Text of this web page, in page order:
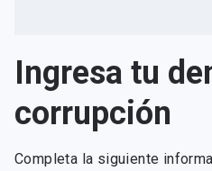
Ingresa tu
corrupción
Completa la siguiente